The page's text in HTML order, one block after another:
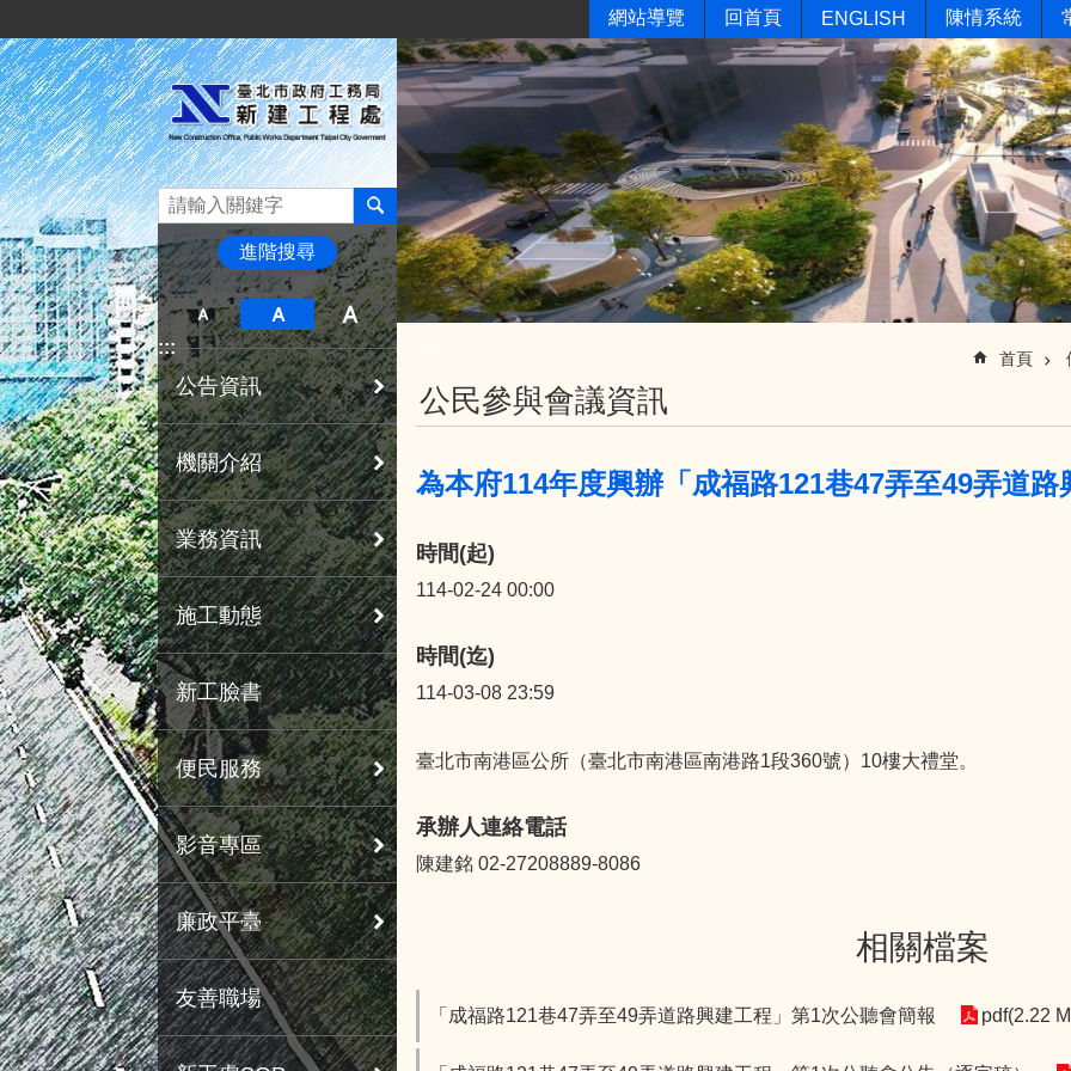
網站導覽 回首頁 ENGLISH 陳情系統
進階搜尋
:::
公告資訊
機關介紹
業務資訊
施工動態
新工臉書
便民服務
影音專區
廉政平臺
友善職場
首頁
公民參與會議資訊
為本府114年度興辦「成福路121巷47弄至49弄道
時間(起)
114-02-24 00:00
時間(迄)
114-03-08 23:59
臺北市南港區公所（臺北市南港區南港路1段360號）10樓大禮堂。
承辦人連絡電話
陳建銘 02-27208889-8086
相關檔案
「成福路121巷47弄至49弄道路興建工程」第1次公聽會簡報 pdf(2.22